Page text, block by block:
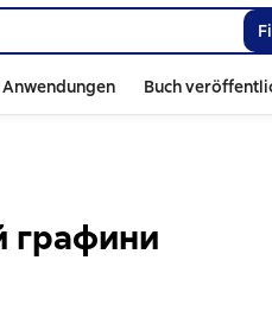
Buch
графини